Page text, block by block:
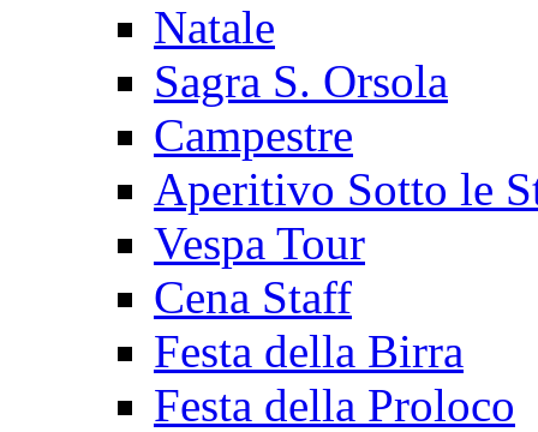
Natale
Sagra S. Orsola
Campestre
Aperitivo Sotto le
Vespa Tour
Cena Staff
Festa della Birra
Festa della Proloco